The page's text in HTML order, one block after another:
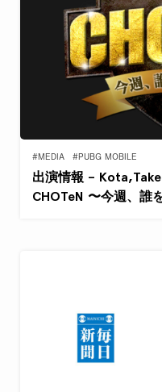
#MEDIA #PUBG MOBILE
出演情報 –
CHOTeN 〜今週、誰